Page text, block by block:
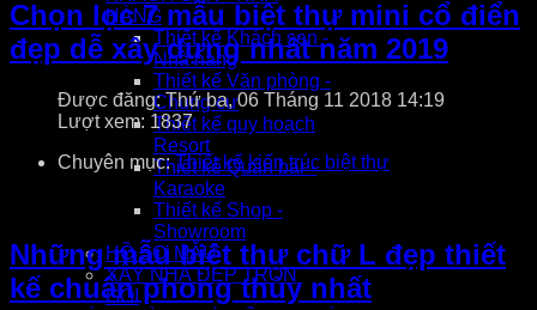
HÀNG
Thiết kế Khách sạn -
Nhà hàng
Thiết kế Văn phòng -
Chung cư
Thiết kế quy hoạch
Resort
Thiết kế Quán bar -
Karaoke
Thiết kế Shop -
Showroom
HỒ SƠ MẪU
XÂY NHÀ ĐẸP TRỌN
GÓI
Chọn lọc 7 mẫu biệt thự mini cổ điển
đẹp dễ xây dựng nhất năm 2019
Được đăng: Thứ ba, 06 Tháng 11 2018 14:19
Lượt xem: 1837
Chuyên mục:Thiết kế kiến trúc biệt thự
Những mẫu biệt thự chữ L đẹp thiết
kế chuẩn phong thủy nhất